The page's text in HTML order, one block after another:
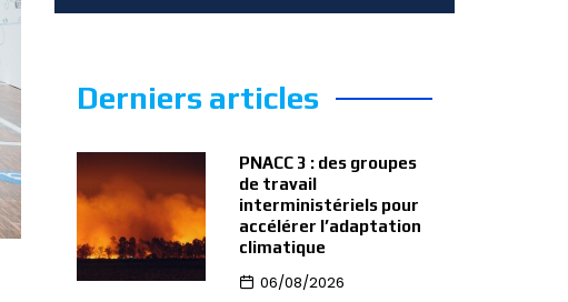
Derniers articles
PNACC 3 : des groupes
de travail
interministériels pour
accélérer l’adaptation
climatique
06/08/2026